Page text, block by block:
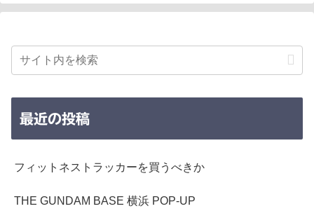
最近の投稿
フィットネストラッカーを買うべきか
THE GUNDAM BASE 横浜 POP-UP